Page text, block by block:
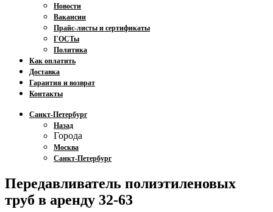
Новости
Вакансии
Прайс-листы и сертификаты
ГОСТы
Политика
Как оплатить
Доставка
Гарантия и возврат
Контакты
Санкт-Петербург
Назад
Города
Москва
Санкт-Петербург
Передавливатель полиэтиленовых
труб в аренду 32-63